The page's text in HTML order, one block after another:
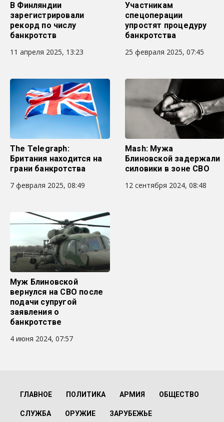
В Финляндии
зарегистрировали
рекорд по числу
банкротств
11 апреля 2025, 13:23
Участникам
спецоперации
упростят процедуру
банкротства
25 февраля 2025, 07:45
The Telegraph:
Британия находится на
грани банкротства
7 февраля 2025, 08:49
Mash: Мужа
Блиновской задержали
силовики в зоне СВО
12 сентября 2024, 08:48
Муж Блиновской
вернулся на СВО после
подачи супругой
заявления о
банкротстве
4 июня 2024, 07:57
ГЛАВНОЕ ПОЛИТИКА АРМИЯ ОБЩЕСТВО
СЛУЖБА ОРУЖИЕ ЗАРУБЕЖЬЕ